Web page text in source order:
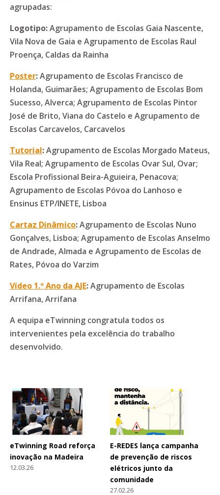
agrupadas:
Logotipo:Agrupamento de Escolas Gaia Nascente,
Vila Nova de Gaia e Agrupamento de Escolas Raul
Proença, Caldas da Rainha
Poster:Agrupamento de Escolas Francisco de
Holanda, Guimarães; Agrupamento de Escolas Bom
Sucesso, Alverca; Agrupamento de Escolas Pintor
José de Brito, Viana do Castelo e Agrupamento de
Escolas Carcavelos, Carcavelos
Tutorial:Agrupamento de Escolas Morgado Mateus,
Vila Real; Agrupamento de Escolas Ovar Sul, Ovar;
Escola Profissional Beira-Aguieira, Penacova;
Agrupamento de Escolas Póvoa do Lanhoso e
Ensinus ETP/INETE, Lisboa
Cartaz Dinâmico:Agrupamento de Escolas Nuno
Gonçalves, Lisboa; Agrupamento de Escolas Anselmo
de Andrade, Almada e Agrupamento de Escolas de
Rates, Póvoa do Varzim
Vídeo 1.º Ano da AJE:Agrupamento de Escolas
Arrifana, Arrifana
A equipa eTwinning congratula todos os
intervenientes pela excelência do trabalho
desenvolvido.
eTwinning Road reforça
inovação na Madeira
12.03.26
E-REDES lança campanha
de prevenção de riscos
elétricos junto da
comunidade
27.02.26